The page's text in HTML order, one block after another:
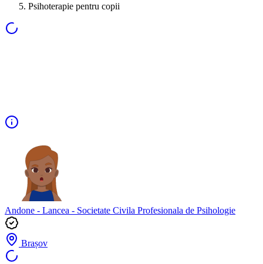
Psihoterapie pentru copii
Andone - Lancea - Societate Civila Profesionala de Psihologie
Brașov